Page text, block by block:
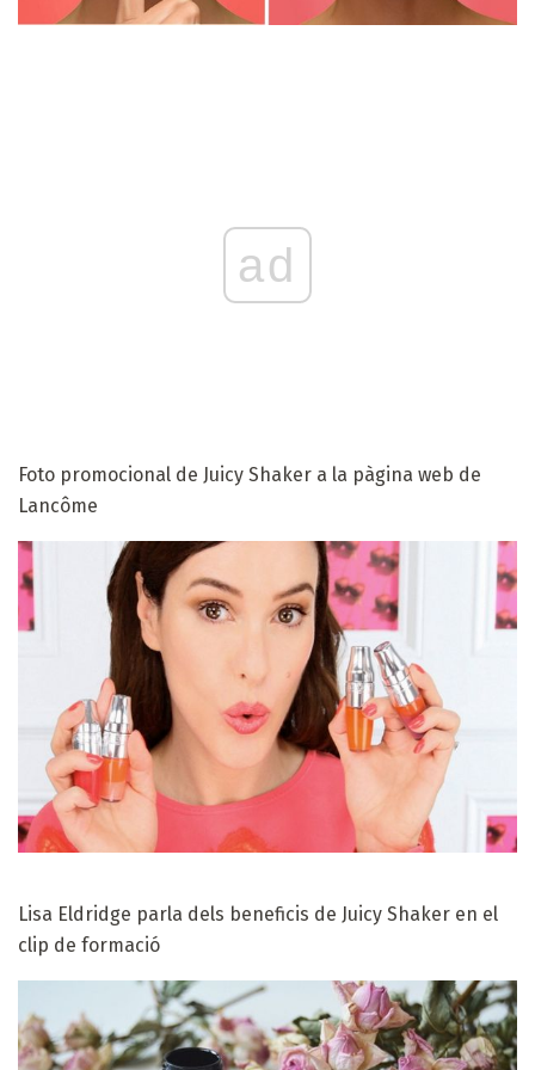
ad
Foto promocional de Juicy Shaker a la pàgina web de
Lancôme
Lisa Eldridge parla dels beneficis de Juicy Shaker en el
clip de formació